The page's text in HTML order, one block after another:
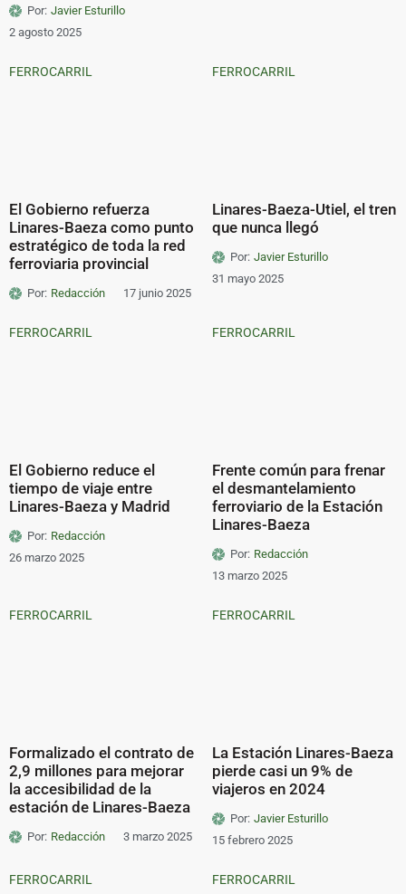
Por: Javier Esturillo
2 agosto 2025
FERROCARRIL
El Gobierno refuerza
Linares-Baeza como punto
estratégico de toda la red
ferroviaria provincial
Por: Redacción 17 junio 2025
FERROCARRIL
Linares-Baeza-Utiel, el tren
que nunca llegó
Por: Javier Esturillo
31 mayo 2025
FERROCARRIL
El Gobierno reduce el
tiempo de viaje entre
Linares-Baeza y Madrid
Por: Redacción
26 marzo 2025
FERROCARRIL
Frente común para frenar
el desmantelamiento
ferroviario de la Estación
Linares-Baeza
Por: Redacción
13 marzo 2025
FERROCARRIL
Formalizado el contrato de
2,9 millones para mejorar
la accesibilidad de la
estación de Linares-Baeza
Por: Redacción 3 marzo 2025
FERROCARRIL
La Estación Linares-Baeza
pierde casi un 9% de
viajeros en 2024
Por: Javier Esturillo
15 febrero 2025
FERROCARRIL FERROCARRIL